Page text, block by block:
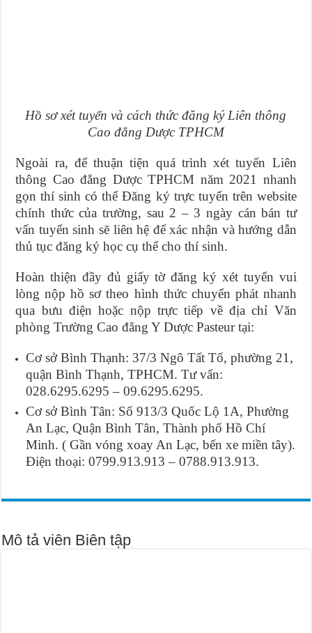
Hồ sơ xét tuyển và cách thức đăng ký Liên thông
Cao đẳng Dược TPHCM
Ngoài ra, để thuận tiện quá trình xét tuyển Liên
thông Cao đẳng Dược TPHCM năm 2021 nhanh
gọn thí sinh có thể Đăng ký trực tuyến trên website
chính thức của trường, sau 2 – 3 ngày cán bán tư
vấn tuyển sinh sẽ liên hệ để xác nhận và hướng dẫn
thủ tục đăng ký học cụ thể cho thí sinh.
Hoàn thiện đầy đủ giấy tờ đăng ký xét tuyển vui
lòng nộp hồ sơ theo hình thức chuyển phát nhanh
qua bưu điện hoặc nộp trực tiếp về địa chỉ Văn
phòng Trường Cao đẳng Y Dược Pasteur tại:
Cơ sở Bình Thạnh: 37/3 Ngô Tất Tố, phường 21,
quận Bình Thạnh, TPHCM. Tư vấn:
028.6295.6295 – 09.6295.6295.
Cơ sở Bình Tân: Số 913/3 Quốc Lộ 1A, Phường
An Lạc, Quận Bình Tân, Thành phố Hồ Chí
Minh. ( Gần vóng xoay An Lạc, bến xe miền tây).
Điện thoại: 0799.913.913 – 0788.913.913.
Mô tả viên Biên tập